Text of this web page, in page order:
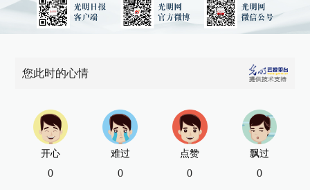
您此时的心情
开心
0
难过
0
点赞
0
飘过
0